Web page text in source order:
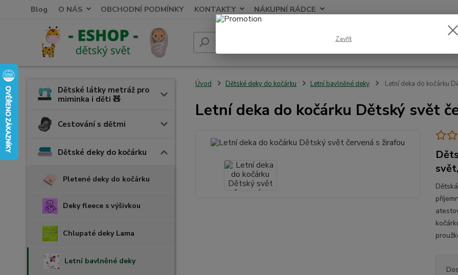
Blog O NÁS OBCHODNÍ PODMÍNKY KONTAKTY NÁKUPNÍ RÁDCE
Hledat
Dětské látky metráž pro
miminka i děti 🧸
Cestování s dětmi
Dětské deky do kočárku
Pletené deky do kočárku
Deky fleece s výšivkou
Chlupaté deky Lama
Letní bavlněné deky
Úvod Dětské deky do kočárku Letní bavlněné deky Letní deka do kočárku
Letní deka do kočárku Dětský svět
Zavřít